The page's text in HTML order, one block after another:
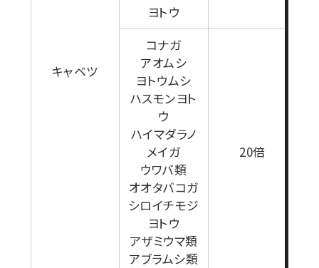
キャベツ
ヨトウ
コナガ
アオムシ
ヨトウムシ
ハスモンヨト
ウ
ハイマダラノ
メイガ
ウワバ類
オオタバコガ
シロイチモジ
ヨトウ
アザミウマ類
アブラムシ類
20倍